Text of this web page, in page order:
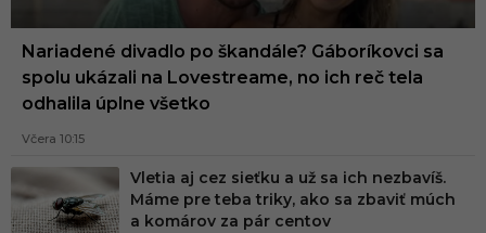
Nariadené divadlo po škandále? Gáboríkovci sa
spolu ukázali na Lovestreame, no ich reč tela
odhalila úplne všetko
Včera 10:15
Vletia aj cez sieťku a už sa ich nezbavíš.
Máme pre teba triky, ako sa zbaviť múch
a komárov za pár centov